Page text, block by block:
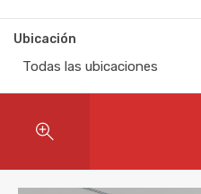
Ubicación
Todas las ubicaciones